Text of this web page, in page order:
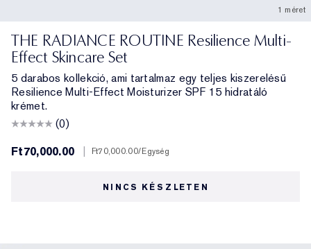
1 méret
THE RADIANCE ROUTINE Resilience Multi-
Effect Skincare Set
5 darabos kollekció, ami tartalmaz egy teljes kiszerelésű
Resilience Multi-Effect Moisturizer SPF 15 hidratáló
krémet.
(0)
Ft70,000.00
Ft70,000.00/Egység
NINCS KÉSZLETEN